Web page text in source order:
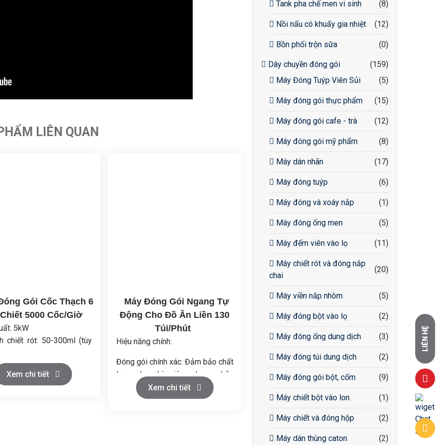
LIÊN QUAN
Gói Cốc Thạch 6
5000 Cốc/Giờ
5kW
chiết rót: 50-300ml (tùy
4500-5000 cốc/h
việc: 6kg/cm²
Xem chi tiết
Máy Đóng Gói Ngang Tự
Động Cho Đồ Ăn Liền 130
Túi/Phút
Hiệu năng chính:
Đóng gói chính xác: Đảm bảo chất
lượng bao bì, niêm phong chắc
chắn và không bị rò rỉ.
Dễ vận hành: Màn hình cảm ứng
Xem chi tiết
Tank pha chế men vi sinh (8)
Nồi nấu có khuấy gia nhiệt (12)
Bồn phối trộn sữa (0)
Dây chuyền đóng gói
(159)
Máy Đóng Tuýp Viên Sủi
(5)
Máy đóng gói thực phẩm (15)
Máy đóng gói cafe - trà (12)
Máy đóng gói mỹ phẩm (8)
Máy dán nhãn (17)
Máy đóng tuýp (6)
Máy đóng và xoáy nắp (1)
Máy đóng ống men (5)
Máy đếm viên vào lọ (11)
Máy chiết rót và đóng nắp
chai
(20)
Máy viền nắp nhôm (5)
Máy đóng bột vào lọ (2)
Máy đóng ống dung dịch (3)
Máy đóng túi dung dịch (2)
Máy đóng gói bột, cốm (9)
Máy chiết bột vào lon (1)
Máy chiết và đóng hộp (2)
Máy dán thùng caton (2)
LIÊN HỆ